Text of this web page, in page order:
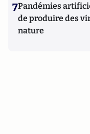
7Pandémies
de produire des
nature